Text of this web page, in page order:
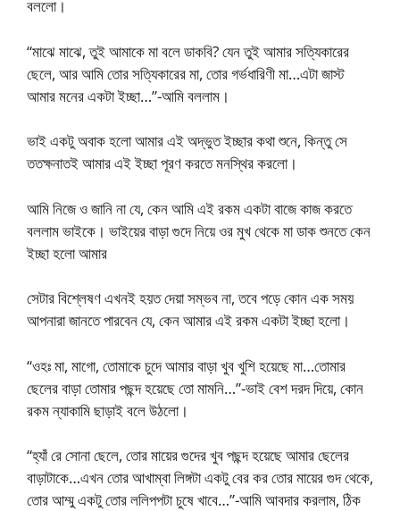
বললো।
“মাঝে মাঝে, তুই আমাকে মা বলে ডাকবি? যেন তুই আমার সত্যিকারের
ছেলে, আর আমি তোর সত্যিকারের মা, তোর গর্ভধারিণী মা…এটা জাস্ট
আমার মনের একটা ইচ্ছা…”-আমি বললাম।
ভাই একটু অবাক হলো আমার এই অদ্ভুত ইচ্ছার কথা শুনে, কিন্তু সে
ততক্ষনাতই আমার এই ইচ্ছা পূরণ করতে মনস্থির করলো।
আমি নিজে ও জানি না যে, কেন আমি এই রকম একটা বাজে কাজ করতে
বললাম ভাইকে। ভাইয়ের বাড়া গুদে নিয়ে ওর মুখ থেকে মা ডাক শুনতে কেন
ইচ্ছা হলো আমার
সেটার বিশ্লেষণ এখনই হয়ত দেয়া সম্ভব না, তবে পড়ে কোন এক সময়
আপনারা জানতে পারবেন যে, কেন আমার এই রকম একটা ইচ্ছা হলো।
“ওহঃ মা, মাগো, তোমাকে চুদে আমার বাড়া খুব খুশি হয়েছে মা…তোমার
ছেলের বাড়া তোমার পছন্দ হয়েছে তো মামনি…”-ভাই বেশ দরদ দিয়ে, কোন
রকম ন্যাকামি ছাড়াই বলে উঠলো।
“হ্যাঁ রে সোনা ছেলে, তোর মায়ের গুদের খুব পছন্দ হয়েছে আমার ছেলের
বাড়াটাকে…এখন তোর আখাম্বা লিঙ্গটা একটু বের কর তোর মায়ের গুদ থেকে,
তোর আম্মু একটু তোর ললিপপটা চুষে খাবে…”-আমি আবদার করলাম, ঠিক